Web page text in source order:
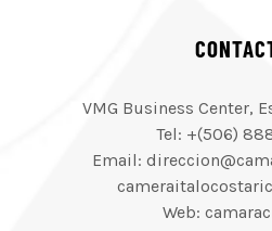
VMG Business Center,
Tel: +(506)
Email:
Web: